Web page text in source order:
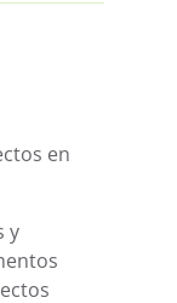
en
y